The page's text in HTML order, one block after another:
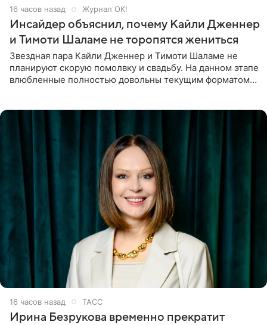
16 часов назад Журнал OK!
Инсайдер объяснил, почему Кайли Дженнер
и Тимоти Шаламе не торопятся жениться
Звездная пара Кайли Дженнер и Тимоти Шаламе не
планируют скорую помолвку и свадьбу. На данном этапе
влюбленные полностью довольны текущим форматом
16 часов назад ТАСС
Ирина Безрукова временно прекратит